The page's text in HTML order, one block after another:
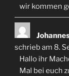
wir kommen
schrieb am 8.
Hallo ihr
Mal bei euch